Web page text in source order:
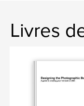
Livres